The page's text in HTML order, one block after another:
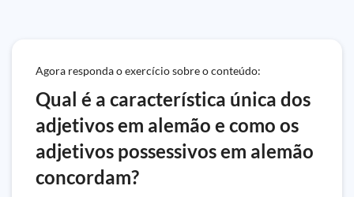
Agora responda o exercício sobre o conteúdo:
Qual é a característica única dos
adjetivos em alemão e como os
adjetivos possessivos em alemão
concordam?